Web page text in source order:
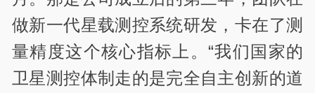
做新一代星载测控系统研发，卡在了测
量精度这个核心指标上。“我们国家的
卫星测控体制走的是完全自主创新的道